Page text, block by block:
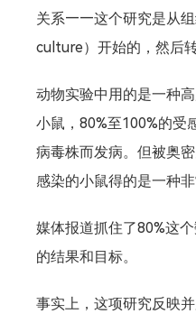
关系——这个研究是从
culture）开始的，然后
动物实验中用的是一种
小鼠，80%至100%的受
病毒株而发病。但被奥密
感染的小鼠得的是一种非
媒体报道抓住了80%这
的结果和目标。
事实上，这项研究反映